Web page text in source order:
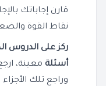
قارن إجاباتك
نقاط القوة
ركز على الدروس
أسئلة معينة،
وراجع تلك الأجزاء